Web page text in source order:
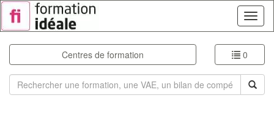
Centres de formation 0
Rechercher